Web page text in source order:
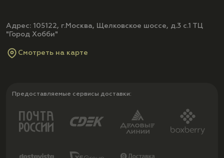
Адрес: 105122, г.Москва, Щелковское шоссе, д.3 с.1 ТЦ
"Город Хобби"
Смотреть на карте
Предоставляемые сервисы доставки: